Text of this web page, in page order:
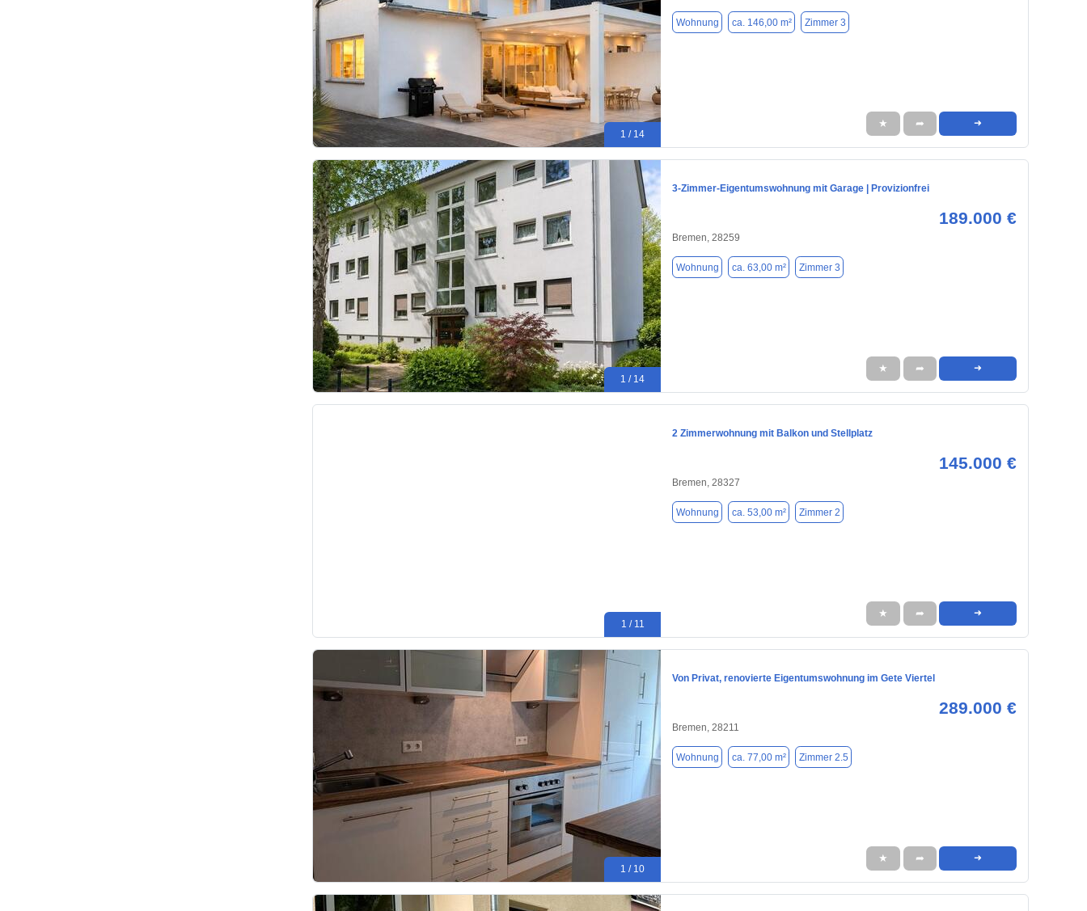
1 / 14
Wohnung ca. 146,00 m² Zimmer 3
★ ➦ ➜
1 / 14
3-Zimmer-Eigentumswohnung mit Garage | Provizionfrei
189.000 €
Bremen, 28259
Wohnung ca. 63,00 m² Zimmer 3
★ ➦ ➜
1 / 11
2 Zimmerwohnung mit Balkon und Stellplatz
145.000 €
Bremen, 28327
Wohnung ca. 53,00 m² Zimmer 2
★ ➦ ➜
1 / 10
Von Privat, renovierte Eigentumswohnung im Gete Viertel
289.000 €
Bremen, 28211
Wohnung ca. 77,00 m² Zimmer 2.5
★ ➦ ➜